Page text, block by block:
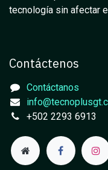
tecnología sin afectar
Contáctenos
Contáctanos
+502 2293 6913